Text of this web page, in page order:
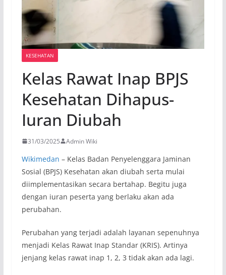
KESEHATAN
Kelas Rawat Inap BPJS
Kesehatan Dihapus-
Iuran Diubah
31/03/2025 Admin Wiki
Wikimedan – Kelas Badan Penyelenggara Jaminan
Sosial (BPJS) Kesehatan akan diubah serta mulai
diimplementasikan secara bertahap. Begitu juga
dengan iuran peserta yang berlaku akan ada
perubahan.
Perubahan yang terjadi adalah layanan sepenuhnya
menjadi Kelas Rawat Inap Standar (KRIS). Artinya
jenjang kelas rawat inap 1, 2, 3 tidak akan ada lagi.